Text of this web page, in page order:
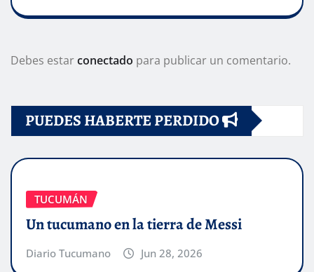
Debes estarconectado para publicar un comentario.
PUEDES HABERTE PERDIDO
TUCUMÁN
Un tucumano en la tierra de Messi
Diario Tucumano Jun 28, 2026